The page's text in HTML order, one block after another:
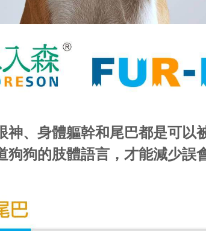
神、身體軀幹和尾巴都是可以
狗狗的肢體語言，才能減少誤